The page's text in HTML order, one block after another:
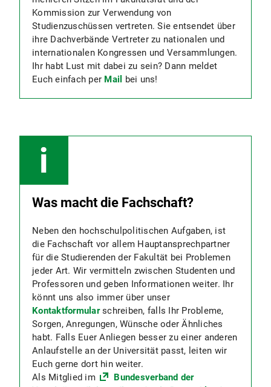
Kommission zur Verwendung von
Studienzuschüssen vertreten. Sie entsendet über
ihre Dachverbände Vertreter zu nationalen und
internationalen Kongressen und Versammlungen.
Ihr habt Lust mit dabei zu sein? Dann meldet
Euch einfach per Mail bei uns!
Was macht die Fachschaft?
Neben den hochschulpolitischen Aufgaben, ist
die Fachschaft vor allem Hauptansprechpartner
für die Studierenden der Fakultät bei Problemen
jeder Art. Wir vermitteln zwischen Studenten und
Professoren und geben Informationen weiter. Ihr
könnt uns also immer über unser
Kontaktformularschreiben, falls Ihr Probleme,
Sorgen, Anregungen, Wünsche oder Ähnliches
habt. Falls Euer Anliegen besser zu einer anderen
Anlaufstelle an der Universität passt, leiten wir
Euch gerne dort hin weiter.
Als Mitglied im
Bundesverband der